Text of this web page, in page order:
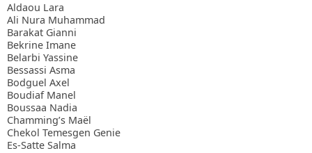
Aldaou Lara
Ali Nura Muhammad
Barakat Gianni
Bekrine Imane
Belarbi Yassine
Bessassi Asma
Bodguel Axel
Boudiaf Manel
Boussaa Nadia
Chamming’s Maël
Chekol Temesgen Genie
Es-Satte Salma